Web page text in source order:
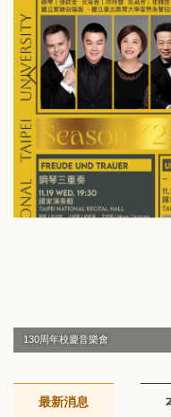
130周年校慶音樂會
最新消息